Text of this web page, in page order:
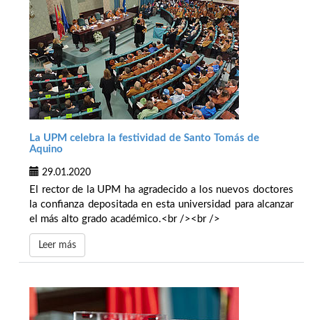
La UPM celebra la festividad de Santo Tomás de
Aquino
29.01.2020
El rector de la UPM ha agradecido a los nuevos doctores
la confianza depositada en esta universidad para alcanzar
el más alto grado académico.<br /><br />
Leer más